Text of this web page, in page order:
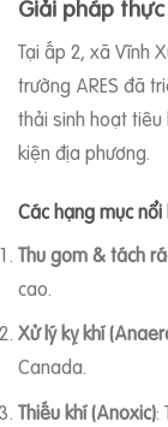
Giải pháp
Tại ấp 2, xã Vĩnh
trường ARES đã
thải sinh hoạt tiêu
kiện địa phương.
Các hạng mục
Thu gom & tách
cao.
Xử lý kỵ khí
Canada.
Thiếu khí (Anoxic):